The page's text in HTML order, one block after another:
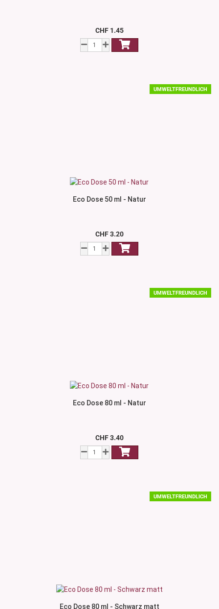
CHF 1.45
UMWELTFREUNDLICH
Eco Dose 50 ml - Natur
CHF 3.20
UMWELTFREUNDLICH
Eco Dose 80 ml - Natur
CHF 3.40
UMWELTFREUNDLICH
Eco Dose 80 ml - Schwarz matt